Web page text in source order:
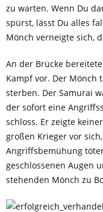
zu warten. Wenn Du
spürst, lässt Du alles
Mönch verneigte sich,
An der Brücke
Kampf vor. Der Mönch
sterben. Der Samurai
der sofort eine
schloss. Er zeigte
großen Krieger vor
Angriffsbemühung
geschlossenen Augen
stehenden Mönch zu